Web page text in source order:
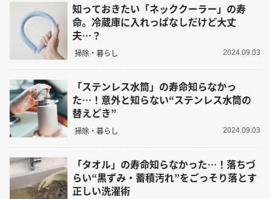
知っておきたい「ネッククーラー」の寿
命。冷蔵庫に入れっぱなしだけど大丈
夫…？
掃除・暮らし 2024.09.03
「ステンレス水筒」の寿命知らなかっ
た…！意外と知らない“ステンレス水筒の
替えどき”
掃除・暮らし 2024.09.03
「タオル」の寿命知らなかった…！落ちづ
らい“黒ずみ・蓄積汚れ”をごっそり落とす
正しい洗濯術